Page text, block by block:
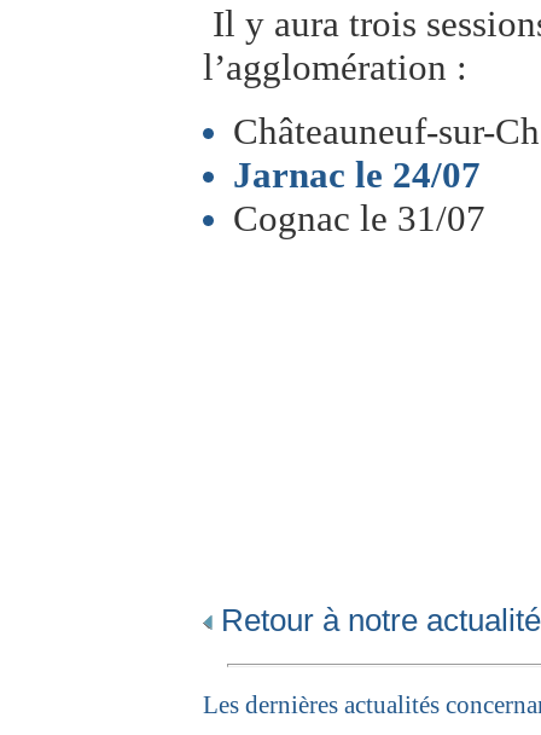
Il y aura trois
l’agglomération :
Châteauneuf-sur-
Jarnac le 24/07
Cognac le 31/07
Retour à notre actualité
Les dernières actualités